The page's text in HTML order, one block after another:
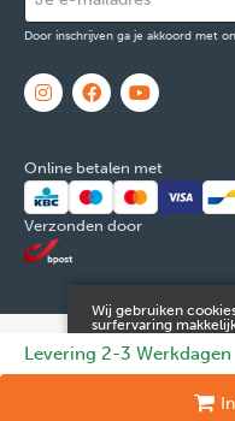
Levering 2-3 Werkdagen
In
Door inschrijven ga je akkoord met
Online betalen met
Verzonden door
© 2026 FOX & Cie
Juridische informatie en
Wij gebruiken
surfervaring
te maken van deze
je hiermee akkoord.
Meer info vind je in
algemene